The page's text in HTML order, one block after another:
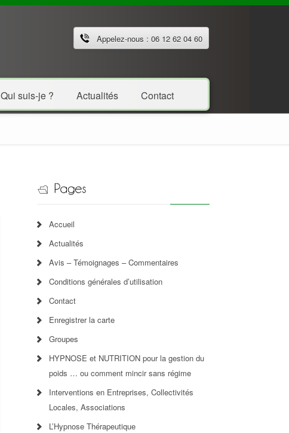
Appelez-nous : 06 12 62 04 60
Qui suis-je ? Actualités Contact
Accueil
Actualités
Avis – Témoignages – Commentaires
Conditions générales d’utilisation
Contact
Enregistrer la carte
Groupes
HYPNOSE et NUTRITION pour la gestion du
poids … ou comment mincir sans régime
Interventions en Entreprises, Collectivités
Locales, Associations
L’Hypnose Thérapeutique